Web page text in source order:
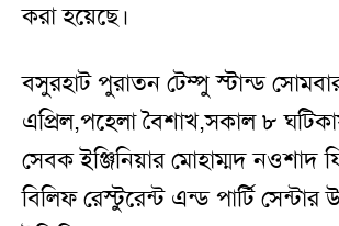
করা হয়েছে।
বসুরহাট পুরাতন টেম্পু স্টান্ড
এপ্রিল,পহেলা বৈশাখ,সকাল ৮
সেবক ইঞ্জিনিয়ার মোহাম্মদ নওশাদ
বিলিফ রেস্টুরেন্ট এন্ড পার্টি